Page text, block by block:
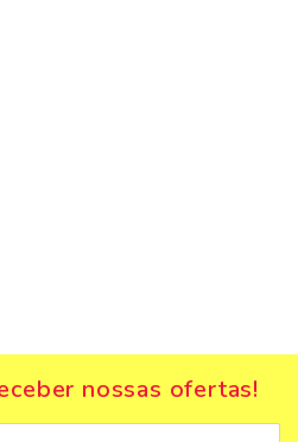
nossas ofertas!